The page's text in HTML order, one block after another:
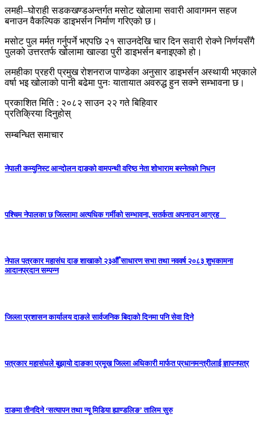
लमही–घोराही सडकखण्डअन्तर्गत मसोट खोलामा सवारी आवागमन सहज
बनाउन वैकल्पिक डाइभर्सन निर्माण गरिएको छ।
मसोट पुल मर्मत गर्नुपर्ने भएपछि २१ साउनदेखि चार दिन सवारी रोक्ने निर्णयसँगै
पुलको उत्तरतर्फ खोलामा खाल्डा पुरी डाइभर्सन बनाइएको हो।
लमहीका प्रहरी प्रमुख रोशनराज पाण्डेका अनुसार डाइभर्सन अस्थायी भएकाले
वर्षा भइ खोलाको पानी बढेमा पुनः यातायात अवरुद्ध हुन सक्ने सम्भावना छ।
प्रकाशित मिति : २०८२ साउन २२ गते बिहिवार
प्रतिक्रिया दिनुहोस्
सम्बन्धित समाचार
नेपाली कम्युनिस्ट आन्दोलन दाङको वामपन्थी वरिष्ठ नेता शोभाराम बस्नेतको निधन
पश्चिम नेपालका छ जिल्लामा अत्यधिक गर्मीको सम्भावना, सतर्कता अपनाउन आग्रह
नेपाल पत्रकार महासंघ दाङ शाखाको २३औँ साधारण सभा तथा नववर्ष २०८३ शुभकामना
आदानप्रदान सम्पन्न
जिल्ला प्रशासन कार्यालय दाङले सार्वजनिक बिदाको दिनमा पनि सेवा दिने
पत्रकार महासंघले बुझायो दाङका प्रमूख जिल्ला अधिकारी मार्फत प्रधानमन्त्रीलाई ज्ञापनपत्र
दाङमा तीनदिने ‘सत्यापन तथा न्यू मिडिया ह्याण्डलिङ’ तालिम सुरु